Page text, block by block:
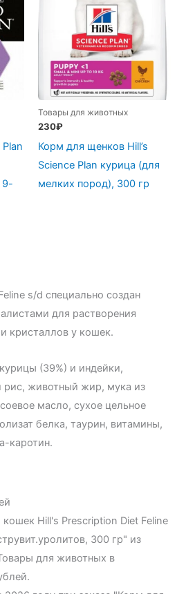
9-
Товары для животных
230₽
Корм для щенков Hill’s
Science Plan курица (для
мелких пород), 300 гр
s/d специально создан
для растворения
кристаллов у кошек.
(39%) и индейки,
рис, животный жир, мука из
масло, сухое цельное
белка, таурин, витамины,
каротин.
Hill's Prescription Diet Feline
300 гр" из
для животных в